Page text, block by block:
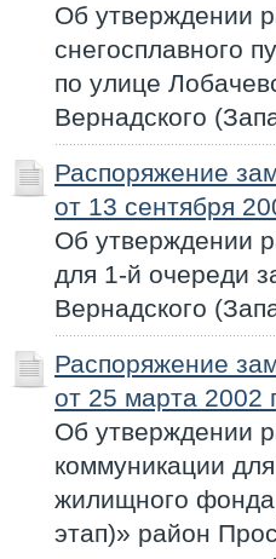
Об утверждении
снегосплавного
по улице
Вернадского
Распоряжение
от 13 сентября
Об утверждении
для 1-й очереди
Вернадского
Распоряжение
от 25 марта 2002
Об утверждении
коммуникации
жилищного
этап)» район